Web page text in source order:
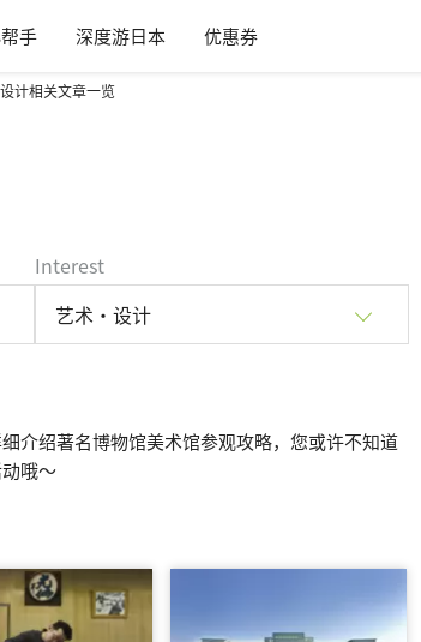
手 深度游日本 优惠券
计相关文章一览
Interest
艺术・设计
介绍著名博物馆美术馆参观攻略，您或许不知道
哦～